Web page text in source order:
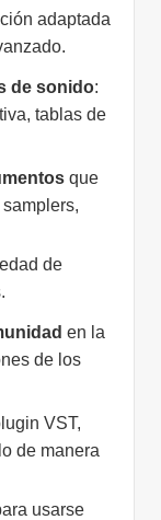
adaptada
de sonido:
tablas de
que
de
en la
de los
VST,
de manera
usarse